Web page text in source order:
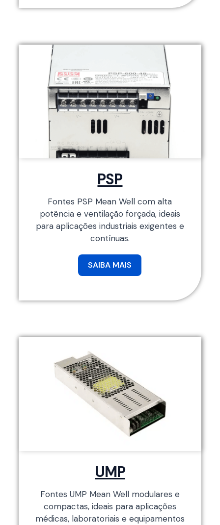
PSP
Fontes PSP Mean Well com alta
potência e ventilação forçada, ideais
para aplicações industriais exigentes e
contínuas.
SAIBA MAIS
UMP
Fontes UMP Mean Well modulares e
compactas, ideais para aplicações
médicas, laboratoriais e equipamentos